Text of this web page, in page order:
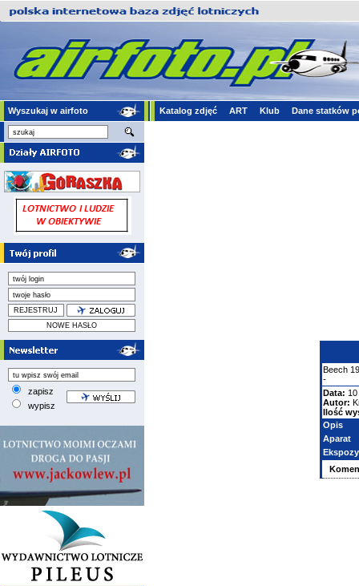
Wyszukaj w airfoto Katalog zdjęć ART Klub Dane statków
zapisz
wypisz
Beech
-
Data:
Autor:
Ilość
Opis
Aparat